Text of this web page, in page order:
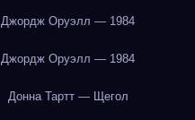
Джордж Оруэлл — 1984
Джордж Оруэлл — 1984
Донна Тартт — Щегол